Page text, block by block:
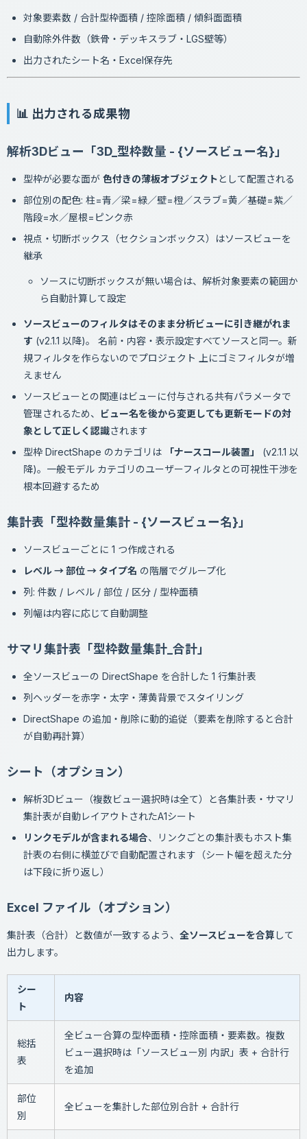
対象要素数 / 合計型枠面積 / 控除面積 / 傾斜面面積
自動除外件数（鉄骨・デッキスラブ・LGS壁等）
出力されたシート名・Excel保存先
📊 出力される成果物
解析3Dビュー「3D_型枠数量 - {ソースビュー名}」
型枠が必要な面が 色付きの薄板オブジェクトとして配置される
部位別の配色: 柱=青／梁=緑／壁=橙／スラブ=黄／基礎=紫／
階段=水／屋根=ピンク赤
視点・切断ボックス（セクションボックス）はソースビューを
継承
ソースに切断ボックスが無い場合は、解析対象要素の範囲か
ら自動計算して設定
ソースビューのフィルタはそのまま分析ビューに引き継がれま
す (v2.1.1 以降)。 名前・内容・表示設定すべてソースと同一。新
規フィルタを作らないのでプロジェクト 上にゴミフィルタが増
えません
ソースビューとの関連はビューに付与される共有パラメータで
管理されるため、
ビュー名を後から変更しても更新モードの対
象として正しく認識されます
型枠 DirectShape のカテゴリは
「ナースコール装置」
(v2.1.1 以
降)。一般モデル カテゴリのユーザーフィルタとの可視性干渉を
根本回避するため
集計表「型枠数量集計 - {ソースビュー名}」
ソースビューごとに 1 つ作成される
レベル → 部位 → タイプ名 の階層でグループ化
列: 件数 / レベル / 部位 / 区分 / 型枠面積
列幅は内容に応じて自動調整
サマリ集計表「型枠数量集計_合計」
全ソースビューの DirectShape を合計した 1 行集計表
列ヘッダーを赤字・太字・薄黄背景でスタイリング
DirectShape の追加・削除に動的追従（要素を削除すると合計
が自動再計算）
シート（オプション）
解析3Dビュー（複数ビュー選択時は全て）と各集計表・サマリ
集計表が自動レイアウトされたA1シート
リンクモデルが含まれる場合、リンクごとの集計表もホスト集
計表の右側に横並びで自動配置されます（シート幅を超えた分
は下段に折り返し）
Excel ファイル（オプション）
集計表（合計）と数値が一致するよう、 全ソースビューを合算 して
出力します。
シー
ト
内容
総括
表
全ビュー合算の型枠面積・控除面積・要素数。複数
ビュー選択時は「ソースビュー別 内訳」表 + 合計行
を追加
部位
別
全ビューを集計した部位別合計 + 合計行